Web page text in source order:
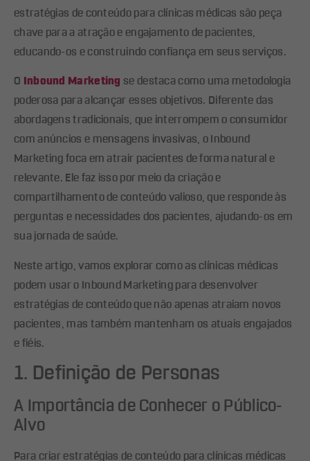
estratégias de conteúdo para clínicas médicas são peça
chave para a atração e engajamento de pacientes,
educando-os e construindo confiança em seus serviços.
O Inbound Marketing se destaca como uma metodologia
poderosa para alcançar esses objetivos. Diferente das
abordagens tradicionais, que interrompem o consumidor
com anúncios e mensagens invasivas, o Inbound
Marketing foca em atrair pacientes de forma natural e
relevante. Ele faz isso por meio da criação e
compartilhamento de conteúdo valioso, que responde às
perguntas e necessidades dos pacientes, ajudando-os em
sua jornada de saúde.
Neste artigo, vamos explorar como as clínicas médicas
podem usar o Inbound Marketing para desenvolver
estratégias de conteúdo que não apenas atraiam novos
pacientes, mas também mantenham os atuais engajados
e fiéis.
1. Definição de Personas
A Importância de Conhecer o Público-
Alvo
Para criar estratégias de conteúdo para clínicas médicas